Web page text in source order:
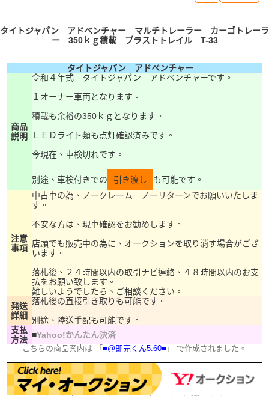
タイトジャパン アドベンチャー マルチトレーラー カーゴトレーラ
ー 350ｋｇ積載 ブラストトレイル T-33
タイトジャパン アドベンチャー
商品
説明
令和４年式 タイトジャパン アドベンチャーです。
１オーナー車両となります。
積載も余裕の350ｋｇとなります。
ＬＥＤライト類も点灯確認済みです。
今現在、車検切れです。
別途、車検付きでの 引き渡し も可能です。
注意
事項
中古車の為、ノークレーム ノーリターンでお願いいたしま
す。
不安な方は、現車確認をお勧めします。
店頭でも販売中の為に、オークションを取り消す場合がござ
います。
落札後、２４時間以内の取引ナビ連絡、４８時間以内のお支
払をお願い致します。
難しいようでしたら、ご相談ください。
発送
詳細
落札後の直接引き取りも可能です。
別途、陸送手配も可能です。
支払
方法 ■Yahoo!かんたん決済
こちらの商品案内は 「 ■@即売くん5.60■ 」 で作成されました。